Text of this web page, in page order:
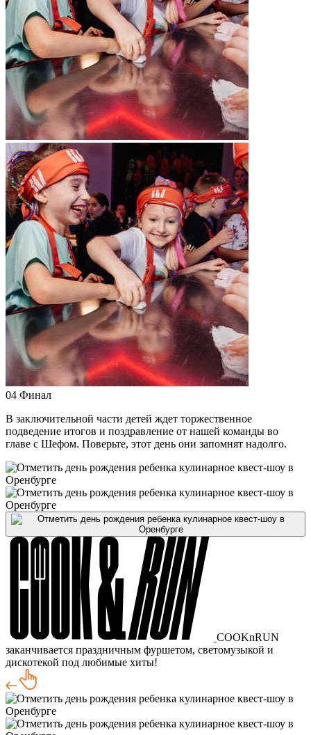
04 Финал
В заключительной части детей ждет торжественное
подведение итогов и поздравление от нашей команды во
главе с Шефом. Поверьте, этот день они запомнят надолго.
COOKnRUN
заканчивается праздничным фуршетом, светомузыкой и
дискотекой под любимые хиты!